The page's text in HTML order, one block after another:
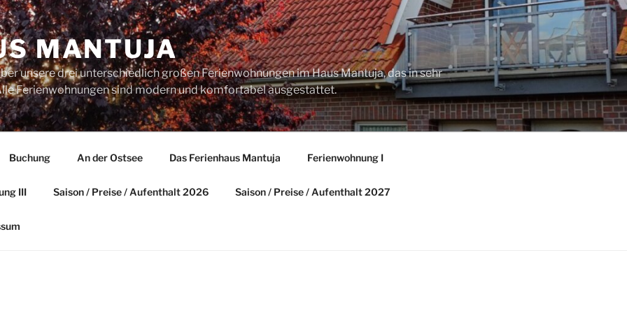
MANTUJA
unsere drei unterschiedlich großen Ferienwohnungen im Haus Mantuja, das in sehr
Ferienwohnungen sind modern und komfortabel ausgestattet.
Buchung An der Ostsee Das Ferienhaus Mantuja Ferienwohnung I
III Saison / Preise / Aufenthalt 2026 Saison / Preise / Aufenthalt 2027